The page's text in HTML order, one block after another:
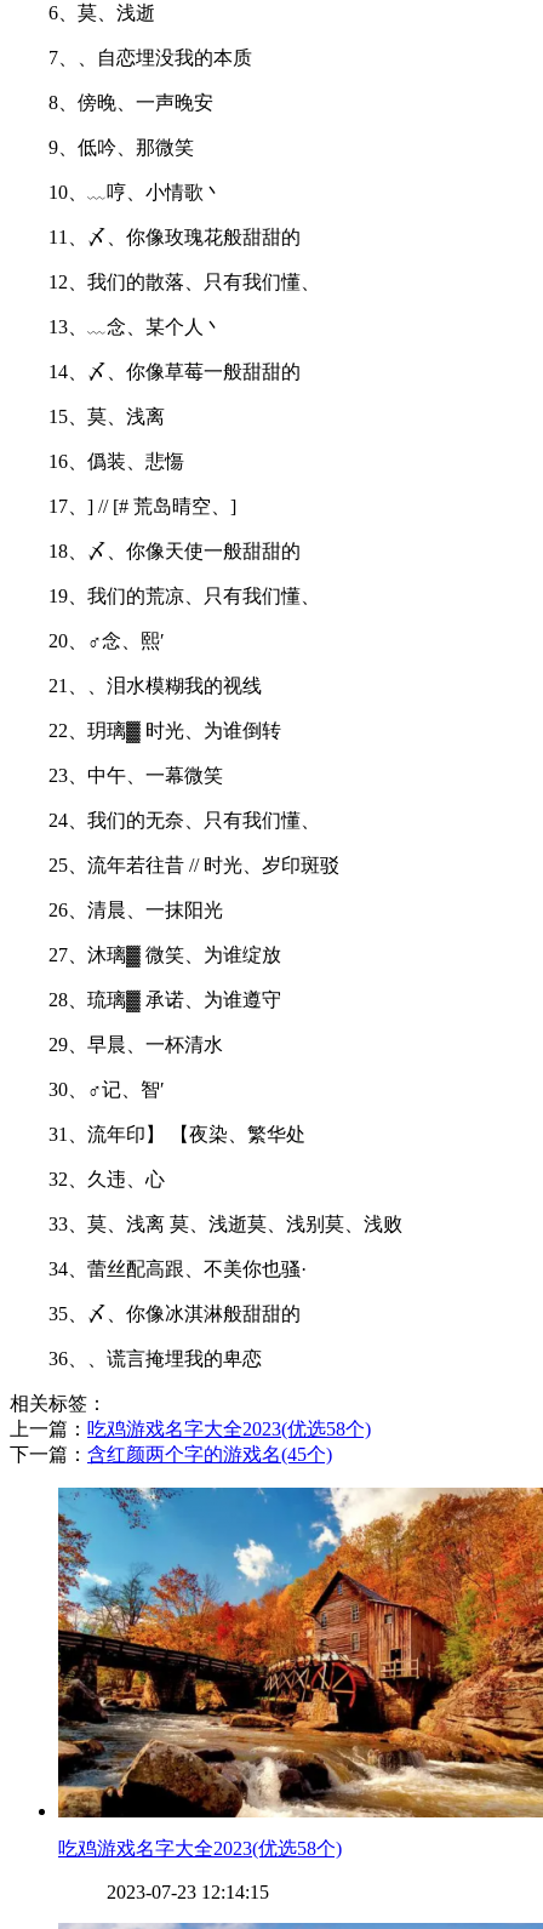
6、莫、浅逝
7、、自恋埋没我的本质
8、傍晚、一声晚安
9、低吟、那微笑
10、﹏哼、小情歌丶
11、〆、你像玫瑰花般甜甜的
12、我们的散落、只有我们懂、
13、﹏念、某个人丶
14、〆、你像草莓一般甜甜的
15、莫、浅离
16、僞装、悲慯
17、] // [# 荒岛晴空、]
18、〆、你像天使一般甜甜的
19、我们的荒凉、只有我们懂、
20、♂念、熙′
21、、泪水模糊我的视线
22、玥璃▓ 时光、为谁倒转
23、中午、一幕微笑
24、我们的无奈、只有我们懂、
25、流年若往昔 // 时光、岁印斑驳
26、清晨、一抹阳光
27、沐璃▓ 微笑、为谁绽放
28、琉璃▓ 承诺、为谁遵守
29、早晨、一杯清水
30、♂记、智′
31、流年印】 【夜染、繁华处
32、久违、心
33、莫、浅离 莫、浅逝莫、浅别莫、浅败
34、蕾丝配高跟、不美你也骚·
35、〆、你像冰淇淋般甜甜的
36、、谎言掩埋我的卑恋
相关标签：
上一篇： ​吃鸡游戏名字大全2023(优选58个)
下一篇： ​含红颜两个字的游戏名(45个)
​吃鸡游戏名字大全2023(优选58个)
2023-07-23 12:14:15